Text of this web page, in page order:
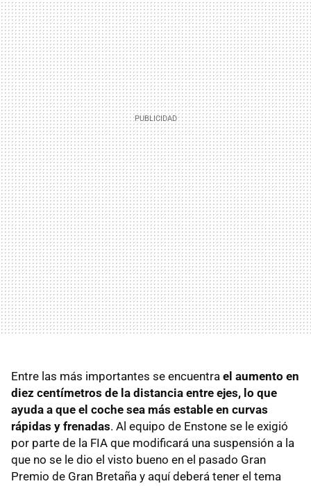
Entre las más importantes se encuentra el aumento en
diez centímetros de la distancia entre ejes, lo que
ayuda a que el coche sea más estable en curvas
rápidas y frenadas. Al equipo de Enstone se le exigió
por parte de la FIA que modificará una suspensión a la
que no se le dio el visto bueno en el pasado Gran
Premio de Gran Bretaña y aquí deberá tener el tema